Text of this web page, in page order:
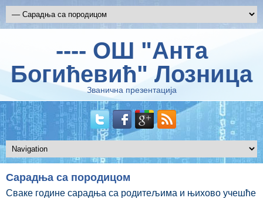
---- ОШ "Анта
Богићевић" Лозница
Званична презентација
Сарадња са породицом
Сваке године сарадња са родитељима и њихово учешће